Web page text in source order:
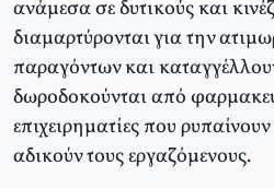
ανάμεσα σε δυτικούς και
διαμαρτύρονται για την
παραγόντων και
δωροδοκούνται από
επιχειρηματίες που
αδικούν τους εργαζόμενους.